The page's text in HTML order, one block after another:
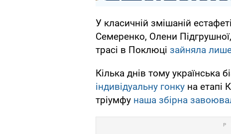
У класичній змішаній
Семеренко, Олени
трасі в Поклюці зайняла
Кілька днів тому українська
індивідуальну гонку на етапі
тріумфу наша збірна